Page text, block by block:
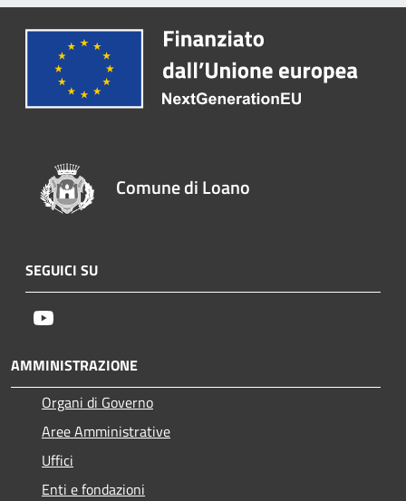
Comune di Loano
SEGUICI SU
AMMINISTRAZIONE
Organi di Governo
Aree Amministrative
Uffici
Enti e fondazioni